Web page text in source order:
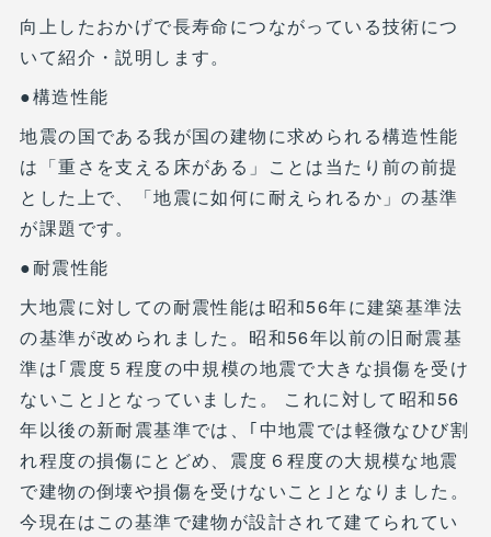
向上したおかげで長寿命につながっている技術につ
いて紹介・説明します。
●構造性能
地震の国である我が国の建物に求められる構造性能
は「重さを支える床がある」ことは当たり前の前提
とした上で、「地震に如何に耐えられるか」の基準
が課題です。
●耐震性能
大地震に対しての耐震性能は昭和56年に建築基準法
の基準が改められました。昭和56年以前の旧耐震基
準は｢震度５程度の中規模の地震で大きな損傷を受け
ないこと｣となっていました。 これに対して昭和56
年以後の新耐震基準では、｢中地震では軽微なひび割
れ程度の損傷にとどめ、震度６程度の大規模な地震
で建物の倒壊や損傷を受けないこと｣となりました。
今現在はこの基準で建物が設計されて建てられてい